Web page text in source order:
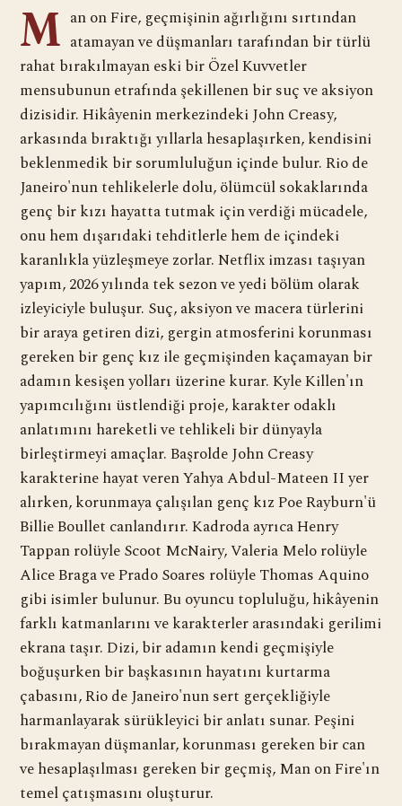
M an on Fire, geçmişinin ağırlığını sırtından
atamayan ve düşmanları tarafından bir türlü
rahat bırakılmayan eski bir Özel Kuvvetler
mensubunun etrafında şekillenen bir suç ve aksiyon
dizisidir. Hikâyenin merkezindeki John Creasy,
arkasında bıraktığı yıllarla hesaplaşırken, kendisini
beklenmedik bir sorumluluğun içinde bulur. Rio de
Janeiro'nun tehlikelerle dolu, ölümcül sokaklarında
genç bir kızı hayatta tutmak için verdiği mücadele,
onu hem dışarıdaki tehditlerle hem de içindeki
karanlıkla yüzleşmeye zorlar. Netflix imzası taşıyan
yapım, 2026 yılında tek sezon ve yedi bölüm olarak
izleyiciyle buluşur. Suç, aksiyon ve macera türlerini
bir araya getiren dizi, gergin atmosferini korunması
gereken bir genç kız ile geçmişinden kaçamayan bir
adamın kesişen yolları üzerine kurar. Kyle Killen'ın
yapımcılığını üstlendiği proje, karakter odaklı
anlatımını hareketli ve tehlikeli bir dünyayla
birleştirmeyi amaçlar. Başrolde John Creasy
karakterine hayat veren Yahya Abdul-Mateen II yer
alırken, korunmaya çalışılan genç kız Poe Rayburn'ü
Billie Boullet canlandırır. Kadroda ayrıca Henry
Tappan rolüyle Scoot McNairy, Valeria Melo rolüyle
Alice Braga ve Prado Soares rolüyle Thomas Aquino
gibi isimler bulunur. Bu oyuncu topluluğu, hikâyenin
farklı katmanlarını ve karakterler arasındaki gerilimi
ekrana taşır. Dizi, bir adamın kendi geçmişiyle
boğuşurken bir başkasının hayatını kurtarma
çabasını, Rio de Janeiro'nun sert gerçekliğiyle
harmanlayarak sürükleyici bir anlatı sunar. Peşini
bırakmayan düşmanlar, korunması gereken bir can
ve hesaplaşılması gereken bir geçmiş, Man on Fire'ın
temel çatışmasını oluşturur.